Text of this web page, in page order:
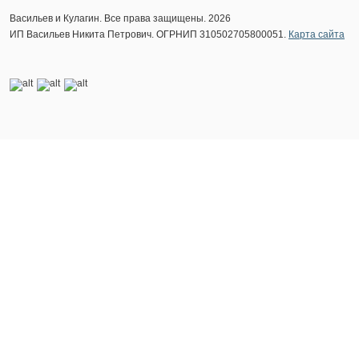
Васильев и Кулагин. Все права защищены. 2026
ИП Васильев Никита Петрович. ОГРНИП 310502705800051. Карта сайта